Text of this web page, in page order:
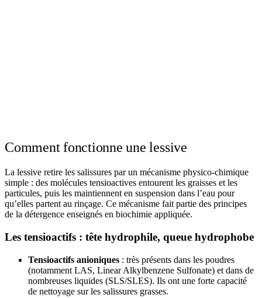
Comment fonctionne une lessive
La lessive retire les salissures par un mécanisme physico-chimique
simple : des molécules tensioactives entourent les graisses et les
particules, puis les maintiennent en suspension dans l’eau pour
qu’elles partent au rinçage. Ce mécanisme fait partie des principes
de la détergence enseignés en biochimie appliquée.
Les tensioactifs : tête hydrophile, queue hydrophobe
Tensioactifs anioniques : très présents dans les poudres
(notamment LAS, Linear Alkylbenzene Sulfonate) et dans de
nombreuses liquides (SLS/SLES). Ils ont une forte capacité
de nettoyage sur les salissures grasses.